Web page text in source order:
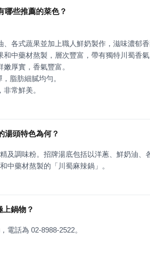
哪些推薦的菜色？
常鮮美。
湯頭特色為何？
及調味粉。招牌湯底包括以洋蔥、鮮奶油、
中藥材熬製的「川蜀麻辣鍋」。
鍋物？
，電話為 02-8988-2522。